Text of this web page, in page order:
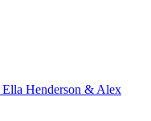
Ella Henderson & Alex